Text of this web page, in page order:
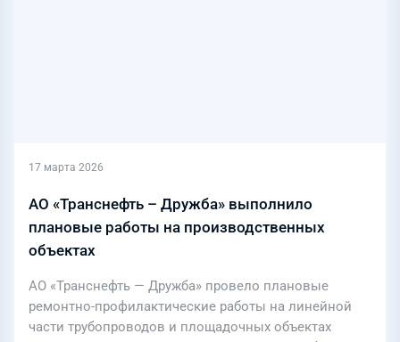
17 марта 2026
АО «Транснефть – Дружба» выполнило
плановые работы на производственных
объектах
АО «Транснефть — Дружба» провело плановые
ремонтно-профилактические работы на линейной
части трубопроводов и площадочных объектах